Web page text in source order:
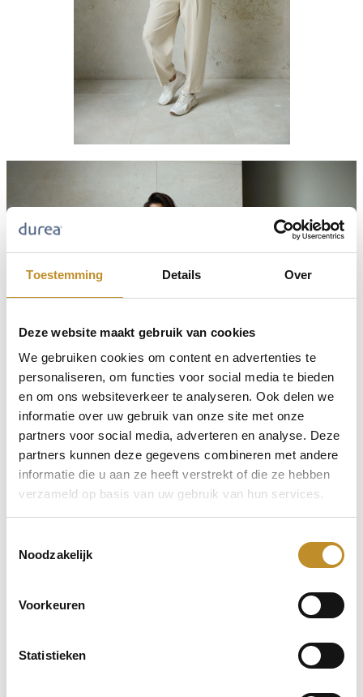
Toestemming Details Over
Deze website maakt gebruik van cookies
We gebruiken cookies om content en advertenties te
personaliseren, om functies voor social media te bieden
en om ons websiteverkeer te analyseren. Ook delen we
informatie over uw gebruik van onze site met onze
partners voor social media, adverteren en analyse. Deze
partners kunnen deze gegevens combineren met andere
informatie die u aan ze heeft verstrekt of die ze hebben
verzameld op basis van uw gebruik van hun services.
Noodzakelijk
Voorkeuren
Statistieken